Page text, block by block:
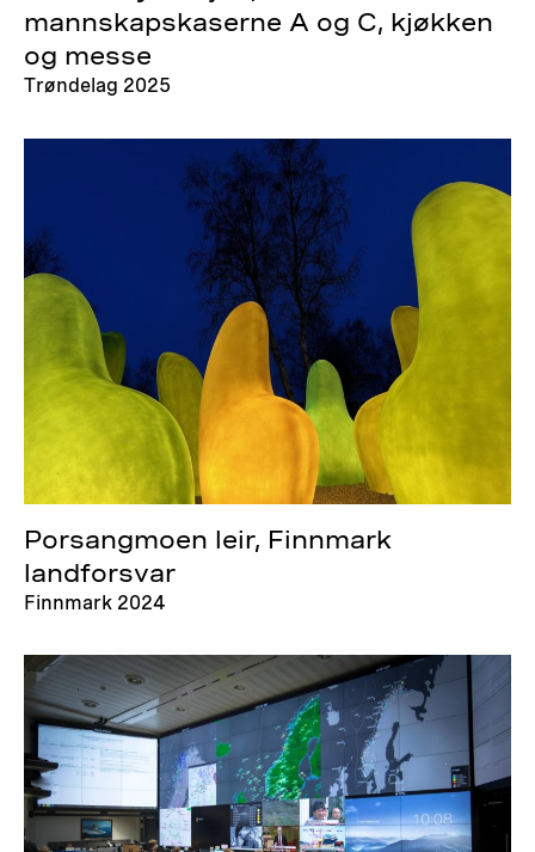
mannskapskaserne A og C, kjøkken
og messe
Trøndelag 2025
Porsangmoen leir, Finnmark
landforsvar
Finnmark 2024